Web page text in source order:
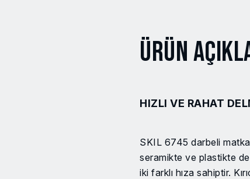
Ürün
HIZLI VE RAHAT
SKIL 6745 darbeli
seramikte ve plastikte
iki farklı hıza sahiptir.